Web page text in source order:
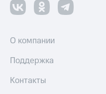
О компании
Поддержка
Контакты